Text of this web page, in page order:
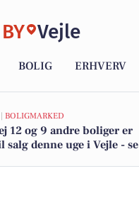
Vejle
BOLIG ERHVERV
BOLIGMARKED
12 og 9 andre boliger er
salg denne uge i Vejle - se